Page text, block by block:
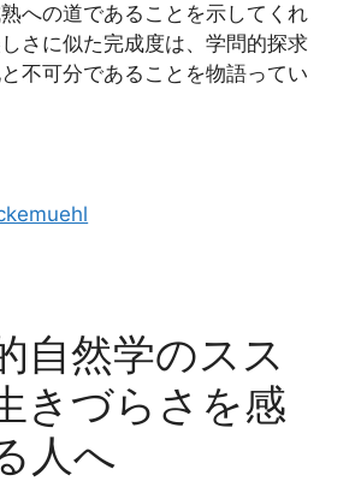
への道であることを示してくれ
さに似た完成度は、学問的探求
不可分であることを物語ってい
自然学のスス
きづらさを感
人へ